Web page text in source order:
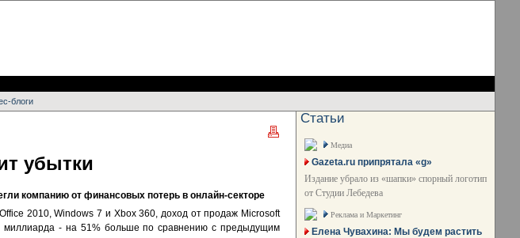
блоги
убытки
компанию от финансовых потерь в онлайн-секторе
2010, Windows 7 и Xbox 360, доход от продаж Microsoft
миллиарда - на 51% больше по сравнению с предыдущим
Статьи
Медиа
Gazeta.ru припрятала «g»
Издание убрало из «шапки» спорный логотип
от Студии Лебедева
Реклама и Маркетинг
Елена Чувахина: Мы будем растить